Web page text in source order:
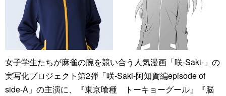
女子学生たちが麻雀の腕を競い合う人気漫画「咲-Saki-」の
実写化プロジェクト第2弾「咲-Saki-阿知賀編episode of
side-A」の主演に、『東京喰種 トーキョーグール』『脳